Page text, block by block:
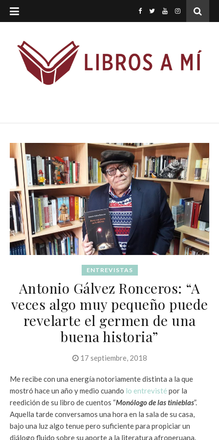
ENTREVISTAS
Antonio Gálvez Ronceros: “A
veces algo muy pequeño puede
revelarte el germen de una
buena historia”
17 septiembre, 2018
Me recibe con una energía notoriamente distinta a la que
mostró hace un año y medio cuando lo entrevisté por la
reedición de su libro de cuentos “Monólogo de las tinieblas”.
Aquella tarde conversamos una hora en la sala de su casa,
bajo una luz algo tenue pero suficiente para propiciar un
diálogo fluido sobre su aporte a la literatura afroperuana.